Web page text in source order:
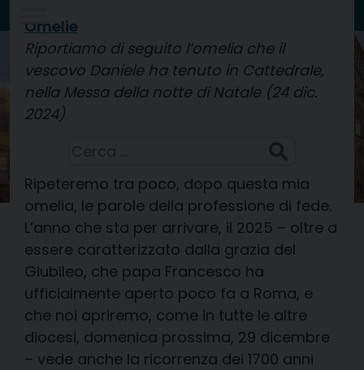
to
content
Diocesi di
CREMA
Omelie
Riportiamo di seguito l’omelia che il
vescovo Daniele ha tenuto in Cattedrale,
nella Messa della notte di Natale (24 dic.
2024)
Ripeteremo tra poco, dopo questa mia
omelia, le parole della professione di fede.
L’anno che sta per arrivare, il 2025 – oltre a
essere caratterizzato dalla grazia del
Giubileo, che papa Francesco ha
ufficialmente aperto poco fa a Roma, e
che noi apriremo, come in tutte le altre
diocesi, domenica prossima, 29 dicembre
– vede anche la ricorrenza dei 1700 anni